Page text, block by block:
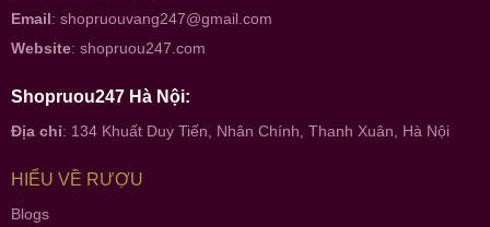
Email: shopruouvang247@gmail.com
Website: shopruou247.com
Shopruou247 Hà Nội:
Địa chỉ: 134 Khuất Duy Tiến, Nhân Chính, Thanh Xuân, Hà Nội
HIỂU VỀ RƯỢU
Blogs